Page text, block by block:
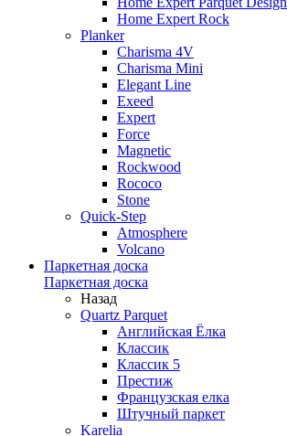
Home Expert Rock
Planker
Charisma 4V
Charisma Mini
Elegant Line
Exeed
Expert
Force
Magnetic
Rockwood
Rococo
Stone
Quick-Step
Atmosphere
Volcano
Паркетная доска
Паркетная доска
Назад
Quartz Parquet
Английская Ёлка
Классик
Классик 5
Престиж
Французская елка
Штучный паркет
Karelia